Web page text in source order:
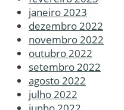
janeiro 2023
dezembro 2022
novembro 2022
outubro 2022
setembro 2022
agosto 2022
julho 2022